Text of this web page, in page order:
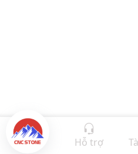
Hỗ trợ